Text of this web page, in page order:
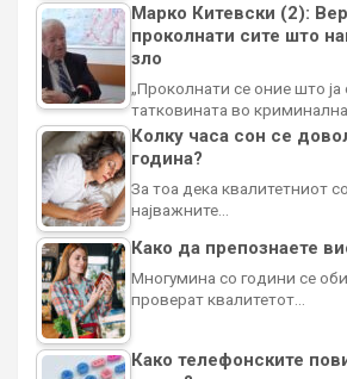
Марко Китевски (2):
проколнати сите што
зло
„Проколнати се оние што ја
татковината во
Колку часа сон се
година?
За тоа дека квалитетниот
најважните…
Како да препознаете
Многумина со години се
проверат квалитетот…
Како телефонските